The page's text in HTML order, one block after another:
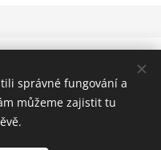
správné fungování a
můžeme zajistit tu